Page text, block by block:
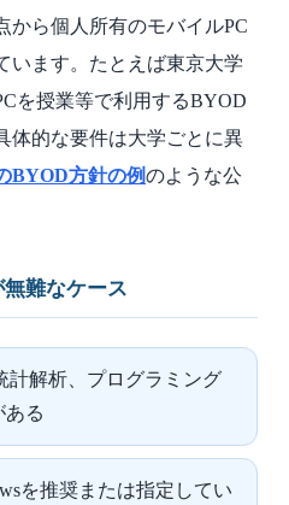
から個人所有のモバイルPC
います。たとえば東京大学
を授業等で利用するBYOD
体的な要件は大学ごとに異
BYOD方針の例のような公
難なケース
計解析、プログラミング
ある
を推奨または指定してい